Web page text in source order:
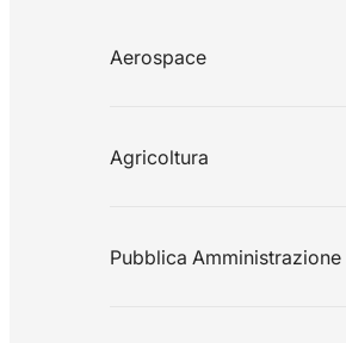
Aerospace
Agricoltura
Pubblica Amministrazione